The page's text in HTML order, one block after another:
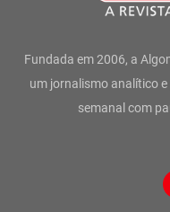
Fundada em 2006, a
um jornalismo analítico
semanal com